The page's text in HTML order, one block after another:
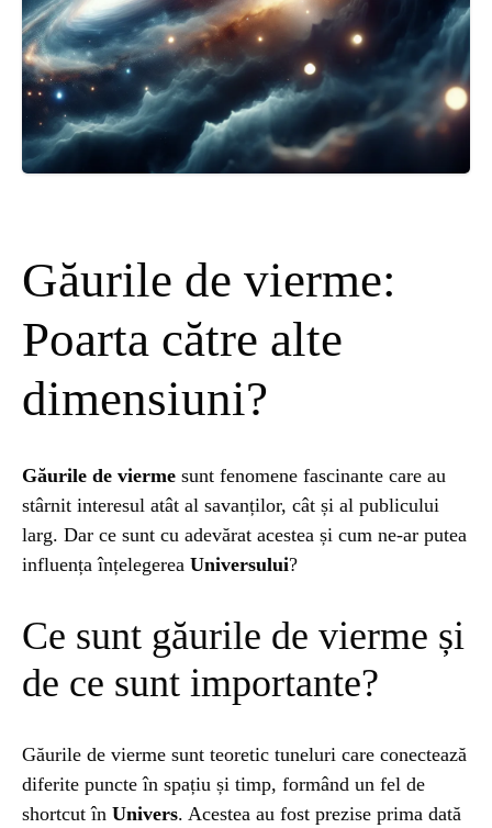
Găurile de vierme:
Poarta către alte
dimensiuni?
Găurile de vierme sunt fenomene fascinante care au
stârnit interesul atât al savanților, cât și al publicului
larg. Dar ce sunt cu adevărat acestea și cum ne-ar putea
influența înțelegerea Universului?
Ce sunt găurile de vierme și
de ce sunt importante?
Găurile de vierme sunt teoretic tuneluri care conectează
diferite puncte în spațiu și timp, formând un fel de
shortcut în Univers. Acestea au fost prezise prima dată
STIRI
ȘTIINȚA
ANIMALE
OAMENI
INSTALEAZ
APLICATIA
STIRI 1 year ago
Barajul Trei Defileuri a Încetinit Rotația
Pământului: Mit sau Realitate?
2 years ago
Seriale turcesti:Top 5 cele mai bune seriale